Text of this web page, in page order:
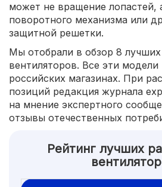
может не вращение лопастей,
поворотного механизма или
защитной решетки.
Мы отобрали в обзор 8
вентиляторов. Все эти модели
российских магазинах. При
позиций редакция журнала
на мнение экспертного
отзывы отечественных
Рейтинг лучших